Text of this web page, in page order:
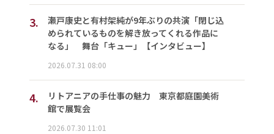
3.
瀬戸康史と有村架純が9年ぶりの共演「閉じ込
められているものを解き放ってくれる作品に
なる」 舞台「キュー」【インタビュー】
2026.07.31 08:00
4.
リトアニアの手仕事の魅力 東京都庭園美術
館で展覧会
2026.07.30 11:01